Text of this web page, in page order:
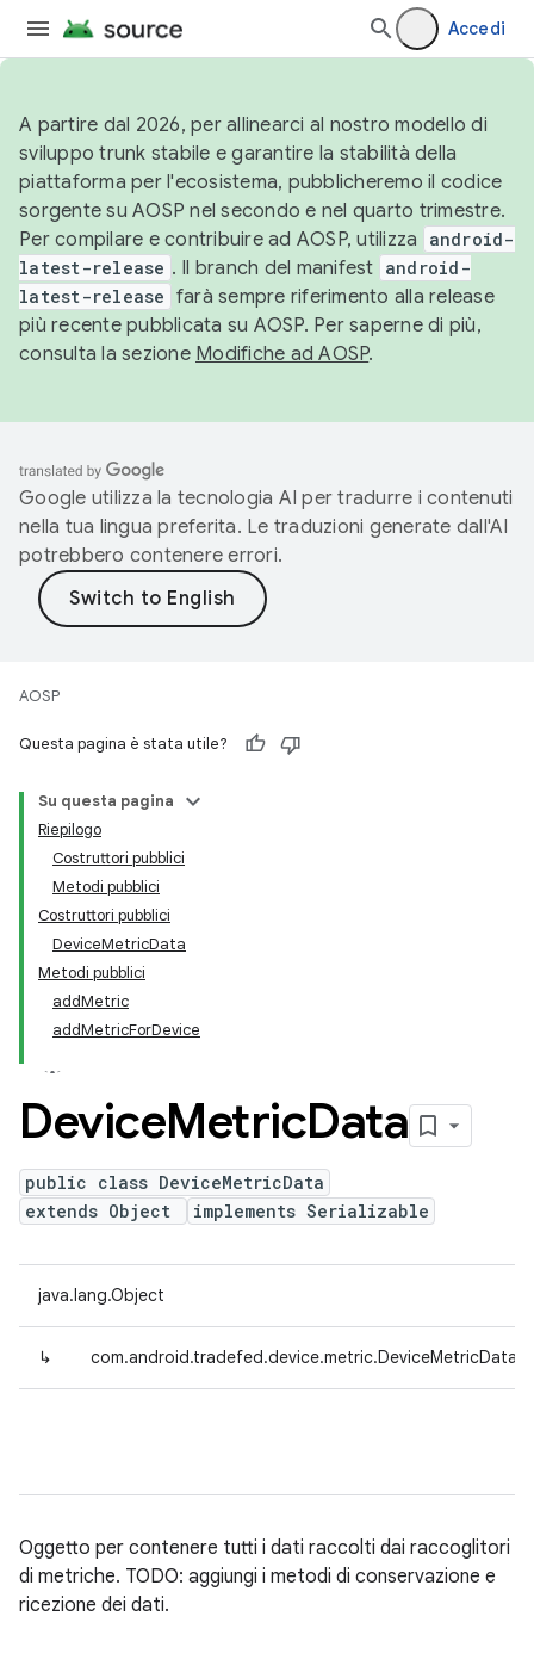
Accedi
A partire dal 2026, per allinearci al nostro modello di
sviluppo trunk stabile e garantire la stabilità della
piattaforma per l'ecosistema, pubblicheremo il codice
sorgente su AOSP nel secondo e nel quarto trimestre.
Per compilare e contribuire ad AOSP, utilizza
android-
latest-release . Il branch del manifest android-
latest-release farà sempre riferimento alla release
più recente pubblicata su AOSP. Per saperne di più,
consulta la sezione Modifiche ad AOSP.
Google utilizza la tecnologia AI per tradurre i contenuti
nella tua lingua preferita. Le traduzioni generate dall'AI
potrebbero contenere errori.
AOSP
Questa pagina è stata utile?
Su questa pagina
Riepilogo
Costruttori pubblici
Metodi pubblici
Costruttori pubblici
DeviceMetricData
Metodi pubblici
addMetric
addMetricForDevice
DeviceMetricData
public class DeviceMetricData
extends Object
implements Serializable
java.lang.Object
↳ com.android.tradefed.device.metric.DeviceMetricData
Oggetto per contenere tutti i dati raccolti dai raccoglitori
di metriche. TODO: aggiungi i metodi di conservazione e
ricezione dei dati.